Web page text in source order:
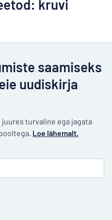
kruvi
saamiseks
uudiskirja
turvaline ega jagata
Loe lähemalt.